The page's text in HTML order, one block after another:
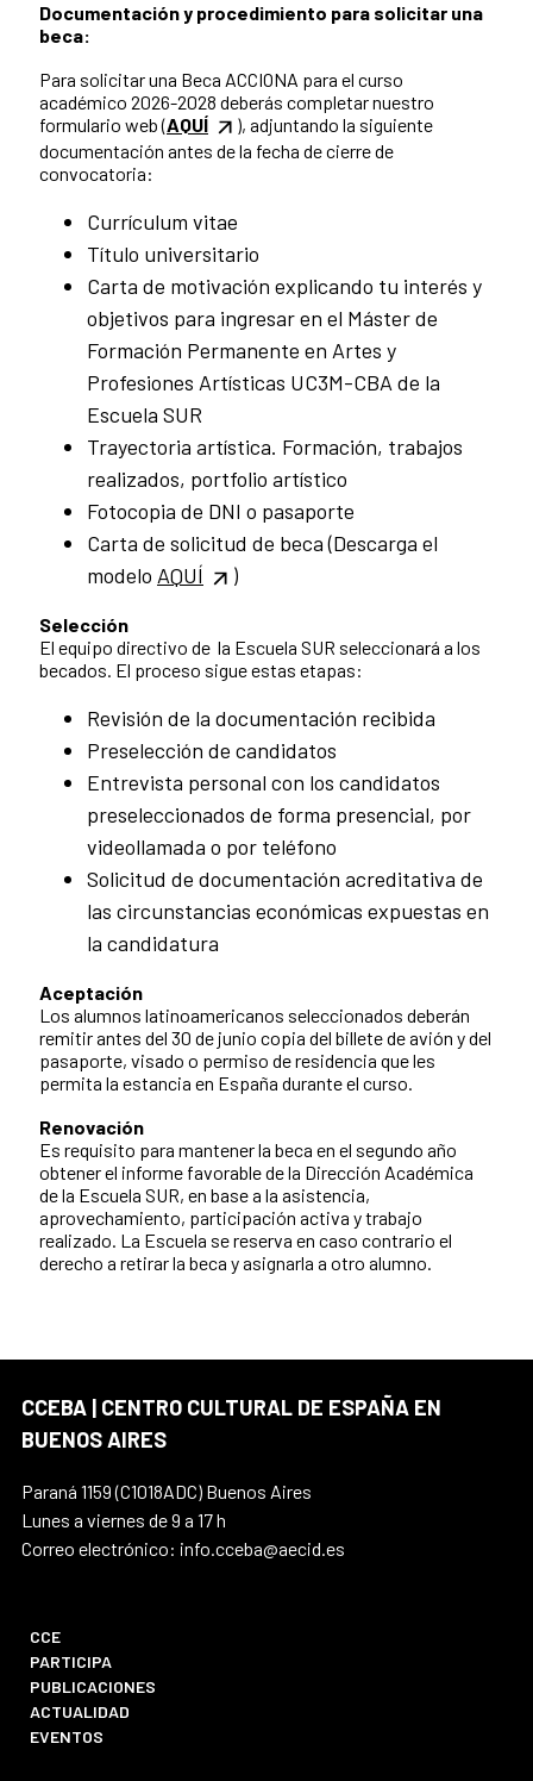
Documentación y procedimiento para solicitar una
beca:
Para solicitar una Beca ACCIONA para el curso
académico 2026-2028 deberás completar nuestro
formulario web (AQUÍ
), adjuntando la siguiente
documentación antes de la fecha de cierre de
convocatoria:
Currículum vitae
Título universitario
Carta de motivación explicando tu interés y
objetivos para ingresar en el Máster de
Formación Permanente en Artes y
Profesiones Artísticas UC3M-CBA de la
Escuela SUR
Trayectoria artística. Formación, trabajos
realizados, portfolio artístico
Fotocopia de DNI o pasaporte
Carta de solicitud de beca (Descarga el
modelo AQUÍ )
Selección
El equipo directivo de la Escuela SUR seleccionará a los
becados. El proceso sigue estas etapas:
Revisión de la documentación recibida
Preselección de candidatos
Entrevista personal con los candidatos
preseleccionados de forma presencial, por
videollamada o por teléfono
Solicitud de documentación acreditativa de
las circunstancias económicas expuestas en
la candidatura
Aceptación
Los alumnos latinoamericanos seleccionados deberán
remitir antes del 30 de junio copia del billete de avión y del
pasaporte, visado o permiso de residencia que les
permita la estancia en España durante el curso.
Renovación
Es requisito para mantener la beca en el segundo año
obtener el informe favorable de la Dirección Académica
de la Escuela SUR, en base a la asistencia,
aprovechamiento, participación activa y trabajo
realizado. La Escuela se reserva en caso contrario el
derecho a retirar la beca y asignarla a otro alumno.
CCEBA | CENTRO CULTURAL DE ESPAÑA EN
BUENOS AIRES
Paraná 1159 (C1018ADC) Buenos Aires
Lunes a viernes de 9 a 17 h
Correo electrónico: info.cceba@aecid.es
CCE
PARTICIPA
PUBLICACIONES
ACTUALIDAD
EVENTOS